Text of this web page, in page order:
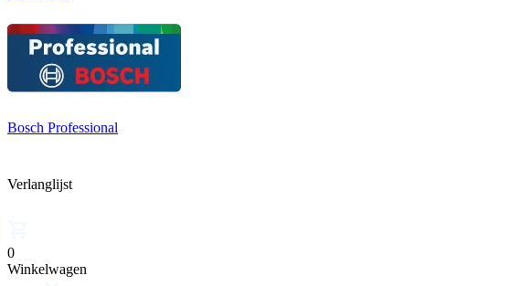
Bosch Professional
Verlanglijst
0
Winkelwagen